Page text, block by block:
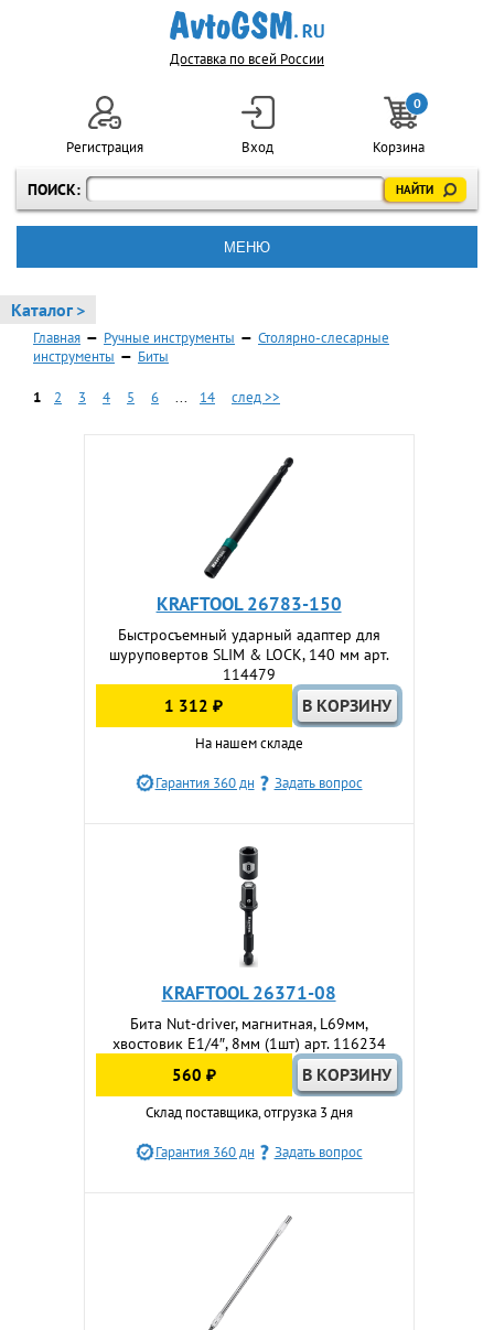
Доставка по всей России
ПОИСК:
Регистрация Вход
0
Корзина
МЕНЮ
Каталог >
Главная — Ручные инструменты — Столярно-слесарные
инструменты — Биты
1 2 3 4 5 6 ... 14 след >>
KRAFTOOL 26783-150
Быстросъемный ударный адаптер для
шуруповертов SLIM & LOCK, 140 мм арт.
114479
1 312 ₽
На нашем складе
Гарантия 360 дн Задать вопрос
KRAFTOOL 26371-08
Бита Nut-driver, магнитная, L69мм,
хвостовик E1/4″, 8мм (1шт) арт. 116234
560 ₽
Склад поставщика, отгрузка 3 дня
Гарантия 360 дн Задать вопрос